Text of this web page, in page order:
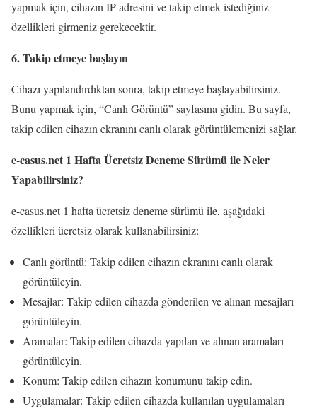
yapmak için, cihazın IP adresini ve takip etmek istediğiniz
özellikleri girmeniz gerekecektir.
6. Takip etmeye başlayın
Cihazı yapılandırdıktan sonra, takip etmeye başlayabilirsiniz.
Bunu yapmak için, “Canlı Görüntü” sayfasına gidin. Bu sayfa,
takip edilen cihazın ekranını canlı olarak görüntülemenizi sağlar.
e-casus.net 1 Hafta Ücretsiz Deneme Sürümü ile Neler
Yapabilirsiniz?
e-casus.net 1 hafta ücretsiz deneme sürümü ile, aşağıdaki
özellikleri ücretsiz olarak kullanabilirsiniz:
Canlı görüntü: Takip edilen cihazın ekranını canlı olarak
görüntüleyin.
Mesajlar: Takip edilen cihazda gönderilen ve alınan mesajları
görüntüleyin.
Aramalar: Takip edilen cihazda yapılan ve alınan aramaları
görüntüleyin.
Konum: Takip edilen cihazın konumunu takip edin.
Uygulamalar: Takip edilen cihazda kullanılan uygulamaları